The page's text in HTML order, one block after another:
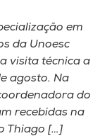
em
da Unoesc
visita técnica a
agosto. Na
do
recebidas na
Thiago […]